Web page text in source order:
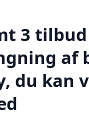
3
af
du kan